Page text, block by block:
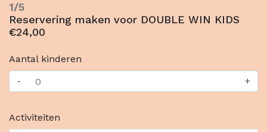
1/5
Reservering maken voor DOUBLE WIN KIDS
€24,00
Aantal kinderen
-
+
Activiteiten